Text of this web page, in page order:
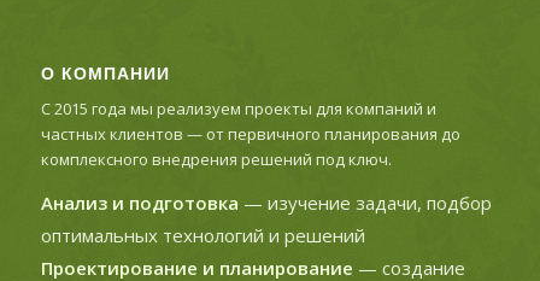
О КОМПАНИИ
С 2015 года мы реализуем проекты для компаний и
частных клиентов — от первичного планирования до
комплексного внедрения решений под ключ.
Анализ и подготовка — изучение задачи, подбор
оптимальных технологий и решений
Проектирование и планирование — создание